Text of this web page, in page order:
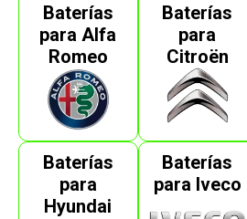
Baterías
para Alfa
Romeo
Baterías
para
Citroën
Baterías
para
Hyundai
Baterías
para Iveco